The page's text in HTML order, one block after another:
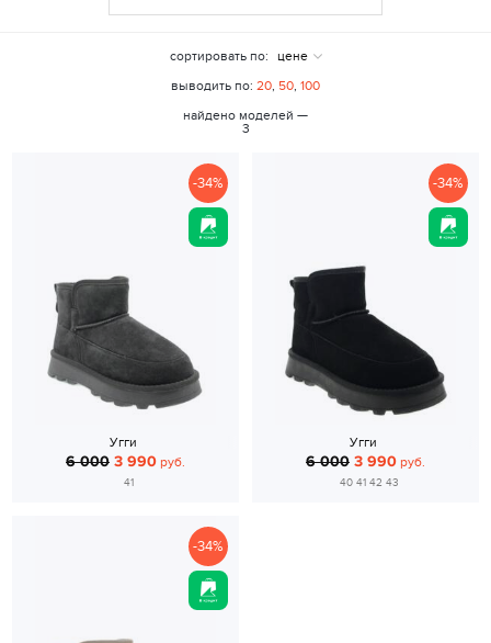
сортировать по:
цене
выводить по: 20, 50, 100
найдено моделей —
3
-34%
Угги
6 000 3 990 руб.
41
-34%
Угги
6 000 3 990 руб.
40 41 42 43
-34%